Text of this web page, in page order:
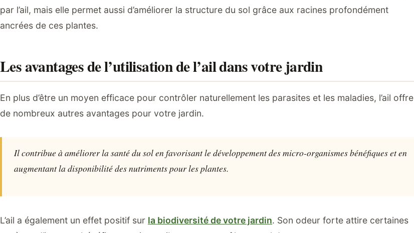
par l’ail, mais elle permet aussi d’améliorer la structure du sol grâce aux racines profondément
ancrées de ces plantes.
Les avantages de l’utilisation de l’ail dans votre jardin
En plus d’être un moyen efficace pour contrôler naturellement les parasites et les maladies, l’ail offre
de nombreux autres avantages pour votre jardin.
Il contribue à améliorer la santé du sol en favorisant le développement des micro-organismes bénéfiques et en
augmentant la disponibilité des nutriments pour les plantes.
L’ail a également un effet positif sur la biodiversité de votre jardin. Son odeur forte attire certaines